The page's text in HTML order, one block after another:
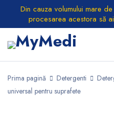
Din cauza volumului mare
procesarea acestora să
Prima pagină Detergenti
universal pentru suprafete